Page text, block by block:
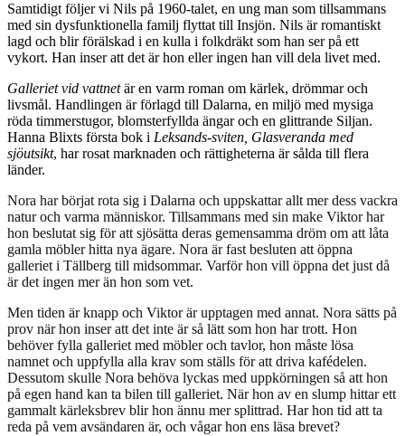
Samtidigt följer vi Nils på 1960-talet, en ung man som tillsammans
med sin dysfunktionella familj flyttat till Insjön. Nils är romantiskt
lagd och blir förälskad i en kulla i folkdräkt som han ser på ett
vykort. Han inser att det är hon eller ingen han vill dela livet med.
Galleriet vid vattnetär en varm roman om kärlek, drömmar och
livsmål. Handlingen är förlagd till Dalarna, en miljö med mysiga
röda timmerstugor, blomsterfyllda ängar och en glittrande Siljan.
Hanna Blixts första bok i Leksands-sviten, Glasveranda med
sjöutsikt, har rosat marknaden och rättigheterna är sålda till flera
länder.
Nora har börjat rota sig i Dalarna och uppskattar allt mer dess vackra
natur och varma människor. Tillsammans med sin make Viktor har
hon beslutat sig för att sjösätta deras gemensamma dröm om att låta
gamla möbler hitta nya ägare. Nora är fast besluten att öppna
galleriet i Tällberg till midsommar. Varför hon vill öppna det just då
är det ingen mer än hon som vet.
Men tiden är knapp och Viktor är upptagen med annat. Nora sätts på
prov när hon inser att det inte är så lätt som hon har trott. Hon
behöver fylla galleriet med möbler och tavlor, hon måste lösa
namnet och uppfylla alla krav som ställs för att driva kafédelen.
Dessutom skulle Nora behöva lyckas med uppkörningen så att hon
på egen hand kan ta bilen till galleriet. När hon av en slump hittar ett
gammalt kärleksbrev blir hon ännu mer splittrad. Har hon tid att ta
reda på vem avsändaren är, och vågar hon ens läsa brevet?